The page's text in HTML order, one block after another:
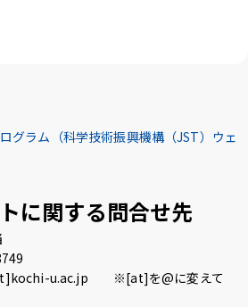
グラム（科学技術振興機構（JST）ウェ
に関する問合せ先
u.ac.jp ※[at]を@に変えて